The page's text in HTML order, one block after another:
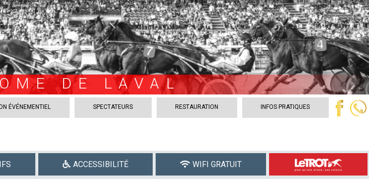
DE LAVAL
ÉVÉNEMENTIEL SPECTATEURS RESTAURATION INFOS PRATIQUES
ACCESSIBILITÉ WIFI GRATUIT